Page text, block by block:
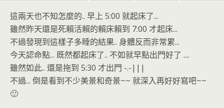
這兩天也不知怎麼的.. 早上 5:00 就起床了...
雖然昨天還是死賴活賴的賴床賴到 7:00 才起床...
不過發現到這樣子多睡的結果.. 身體反而非常累...
今天認命點... 既然都起床了.. 不如就早點出門好了 ....
雖然如此.. 還是拖到 5:30 才出門 -.-|||
不過... 倒是看到不少美景和奇景~~ 就深入再好好寫吧~~
🙂